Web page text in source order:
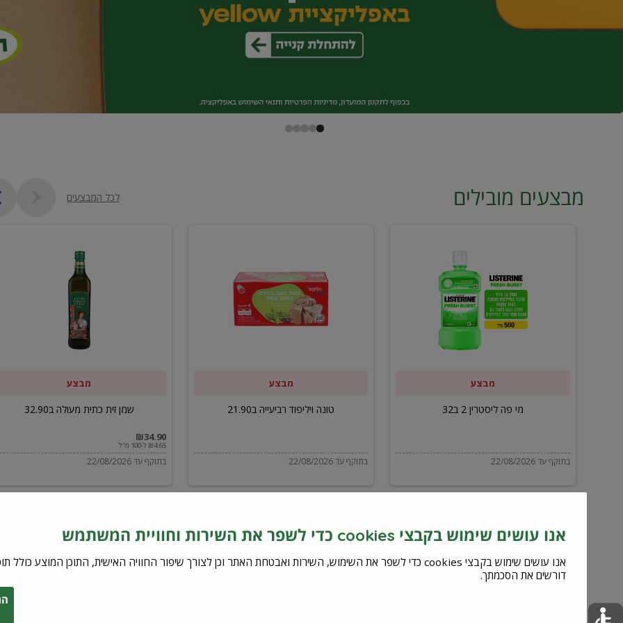
מבצעים מובילים לכל המבצעים
ליסטרין
מבצע
מי פה ליסטרין 2 ב32
בתוקף עד 22/08/2026
ויליפוד
רביעייה
מבצע
טונה ויליפוד רביעייה ב21.90
בתוקף עד 22/08/2026
מבצע
שמן זית כתית מעולה ב32.90
₪34.90
₪4.65 ל-100 מ"ל
בתוקף עד 22/08/2026
אנו עושים שימוש בקבצי cookies כדי לשפר את השירות וחוויית המשתמש
דורשים את הסכמתך.